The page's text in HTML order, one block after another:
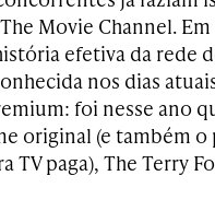
Movie Channel. Em
efetiva da rede
nos dias
foi nesse ano
original (e também
TV paga), The Terry